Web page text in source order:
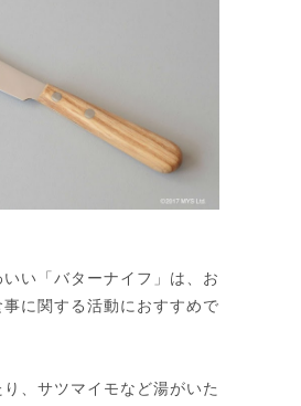
い「バターナイフ」は、お
に関する活動におすすめで
、サツマイモなど湯がいた